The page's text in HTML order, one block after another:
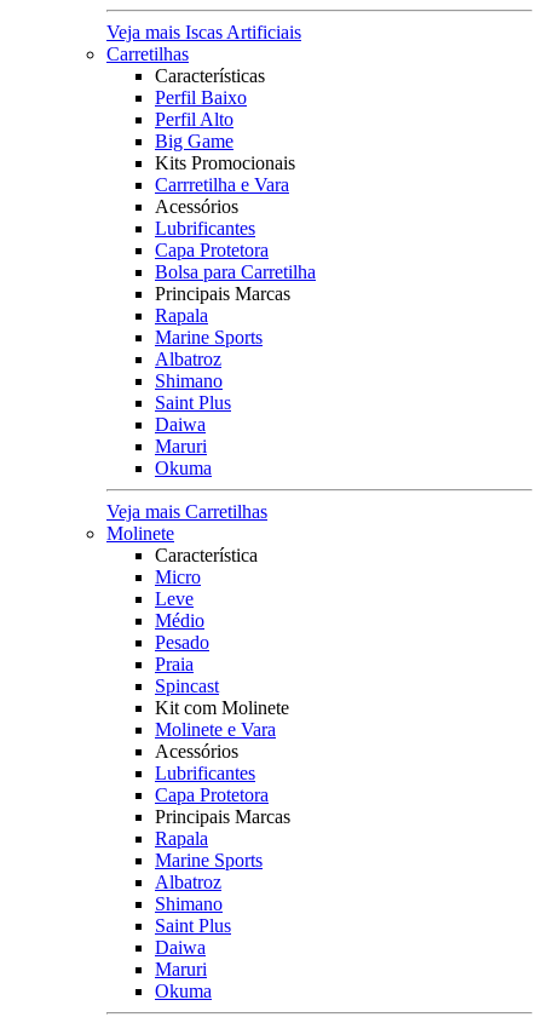
Veja mais Iscas Artificiais
Carretilhas
Características
Perfil Baixo
Perfil Alto
Big Game
Kits Promocionais
Carrretilha e Vara
Acessórios
Lubrificantes
Capa Protetora
Bolsa para Carretilha
Principais Marcas
Rapala
Marine Sports
Albatroz
Shimano
Saint Plus
Daiwa
Maruri
Okuma
Veja mais Carretilhas
Molinete
Característica
Micro
Leve
Médio
Pesado
Praia
Spincast
Kit com Molinete
Molinete e Vara
Acessórios
Lubrificantes
Capa Protetora
Principais Marcas
Rapala
Marine Sports
Albatroz
Shimano
Saint Plus
Daiwa
Maruri
Okuma